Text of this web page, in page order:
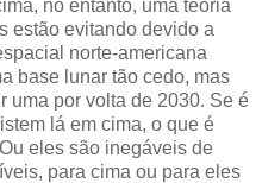
no entanto, uma teoria
estão evitando devido a
norte-americana
base lunar tão cedo, mas
uma por volta de 2030. Se é
lá em cima, o que é
eles são inegáveis ​​de
para cima ou para eles